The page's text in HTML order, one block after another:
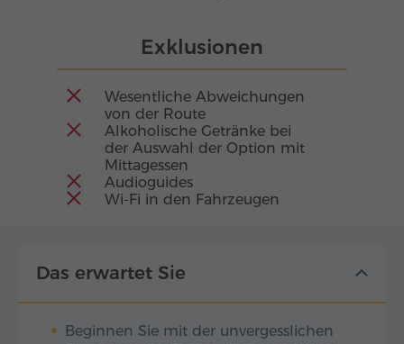
Exklusionen
Wesentliche Abweichungen
von der Route
Alkoholische Getränke bei
der Auswahl der Option mit
Mittagessen
Audioguides
Wi-Fi in den Fahrzeugen
Das erwartet Sie
Beginnen Sie mit der unvergesslichen